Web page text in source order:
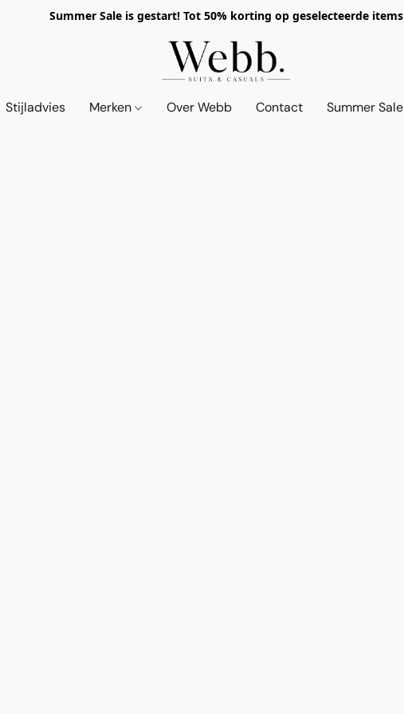
Summer Sale is gestart! Tot 50% korting op geselecteerde items
Stijladvies Merken Over Webb Contact Summer Sale